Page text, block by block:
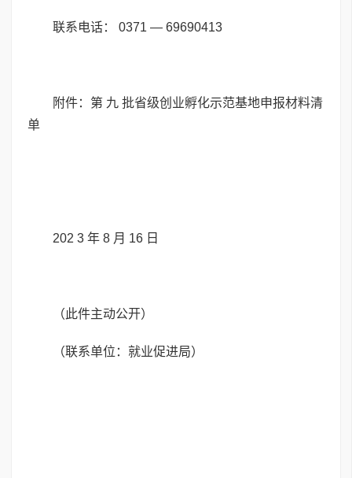
联系电话： 0371 — 69690413
附件：第 九 批省级创业孵化示范基地申报材料清
单
202 3 年 8 月 16 日
（此件主动公开）
（联系单位：就业促进局）